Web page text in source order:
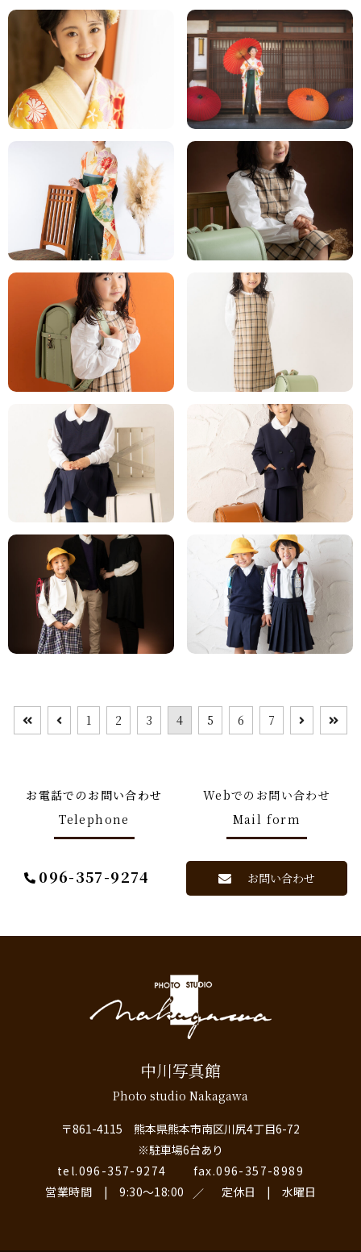
1 2 3 4 5 6 7
お電話でのお問い合わせ
Telephone
096-357-9274
Webでのお問い合わせ
Mail form
お問い合わせ
中川写真館
Photo studio Nakagawa
〒861-4115 熊本県熊本市南区川尻4丁目6-72
※駐車場6台あり
tel.096-357-9274
fax.096-357-8989
営業時間 | 9:30〜18:00
定休日 | 水曜日